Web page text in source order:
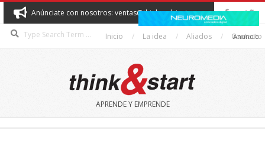
Skip
to
content
Anúnciate con nosotros: ventas@thinkandstart.com
Inicio La idea Aliados Contacto
THINK&START
APRENDE Y EMPRENDE
Anuncio